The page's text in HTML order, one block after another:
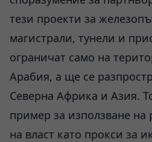
тези проекти за
магистрали, тунели и
ограничат само на
Арабия, а ще се
Северна Африка и Азия.
пример за използване на
на власт като прокси за